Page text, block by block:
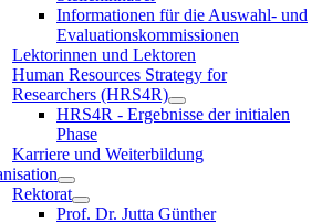
Informationen für die Auswahl- und
Evaluationskommissionen
Lektorinnen und Lektoren
Human Resources Strategy for
Researchers (HRS4R)
HRS4R - Ergebnisse der initialen
Phase
Karriere und Weiterbildung
Rektorat
Prof. Dr. Jutta Günther